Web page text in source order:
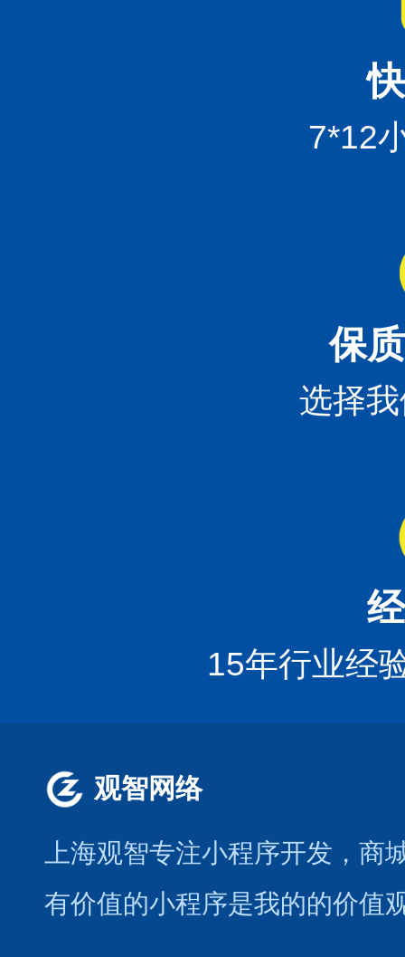
7*12
保
选择
15年行业经
观智网络
上海观智专注小程序开发 ，商
有价值的小程序是我的的价值